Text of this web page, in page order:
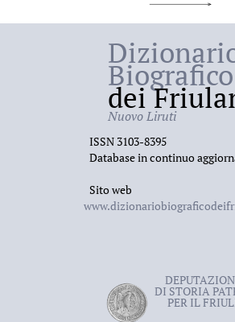
Biografico
dei
Nuovo Liruti
ISSN 3103-8395
Database in continuo
Sito web
DI STORIA
PER IL